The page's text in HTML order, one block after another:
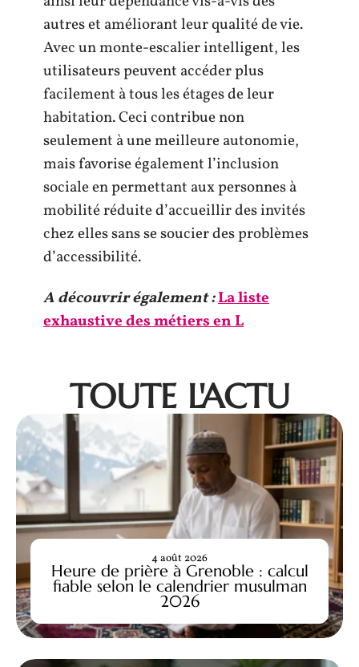
autres et améliorant leur qualité de vie.
Avec un monte-escalier intelligent, les
utilisateurs peuvent accéder plus
facilement à tous les étages de leur
habitation. Ceci contribue non
seulement à une meilleure autonomie,
mais favorise également l’inclusion
sociale en permettant aux personnes à
mobilité réduite d’accueillir des invités
chez elles sans se soucier des problèmes
d’accessibilité.
A découvrir également :La liste
exhaustive des métiers en L
TOUTE L'ACTU
Heure de prière à Grenoble : calcul
fiable selon le calendrier musulman
2026
4 août 2026